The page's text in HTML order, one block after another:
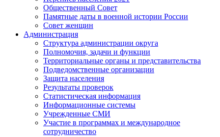
Общественный Совет
Памятные даты в военной истории России
Совет женщин
Администрация
Структура администрации округа
Полномочия, задачи и функции
Территориальные органы и представительства
Подведомственные организации
Защита населения
Результаты проверок
Статистическая информация
Информационные системы
Учрежденные СМИ
Участие в программах и международное
сотрудничество